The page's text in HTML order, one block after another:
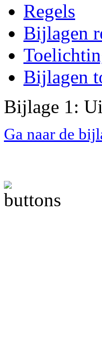
Regels
Bijlagen
Bijlagen
Bijlage 1:
Ga naar de